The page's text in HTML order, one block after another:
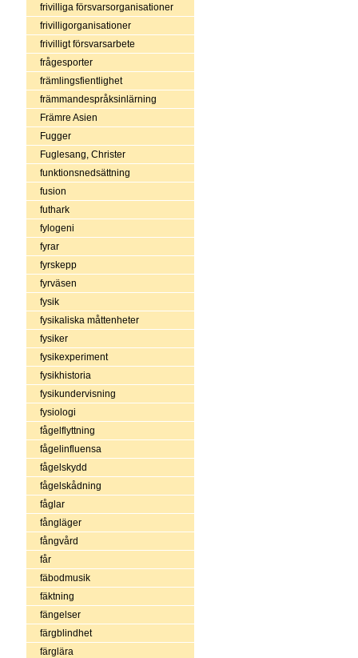
frivilliga försvarsorganisationer
frivilligorganisationer
frivilligt försvarsarbete
frågesporter
främlingsfientlighet
främmandespråksinlärning
Främre Asien
Fugger
Fuglesang, Christer
funktionsnedsättning
fusion
futhark
fylogeni
fyrar
fyrskepp
fyrväsen
fysik
fysikaliska måttenheter
fysiker
fysikexperiment
fysikhistoria
fysikundervisning
fysiologi
fågelflyttning
fågelinfluensa
fågelskydd
fågelskådning
fåglar
fångläger
fångvård
får
fäbodmusik
fäktning
fängelser
färgblindhet
färglära